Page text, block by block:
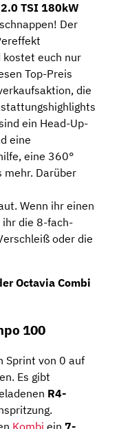
TSI 180kW
Der
euch nur
Top-Preis
die
ein Head-Up-
eine
eine 360°
mehr. Darüber
Wenn ihr einen
ihr die 8-fach-
oder die
Octavia Combi
100
Sprint von 0 auf
Es gibt
R4-